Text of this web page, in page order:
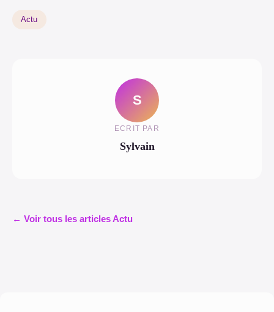
Actu
S
ECRIT PAR
Sylvain
← Voir tous les articles Actu